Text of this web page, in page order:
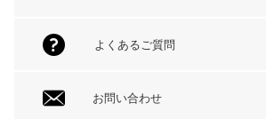
よくあるご質問
お問い合わせ